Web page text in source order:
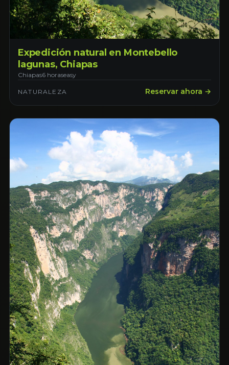
Expedición natural en Montebello
lagunas, Chiapas
Chiapas6 horaseasy
NATURALEZA Reservar ahora →